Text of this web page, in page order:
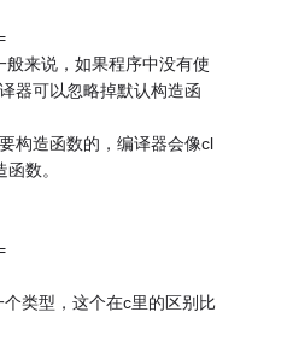
来说，如果程序中没有使
器可以忽略掉默认构造函
构造函数的，编译器会像cl
数。
类型，这个在c里的区别比